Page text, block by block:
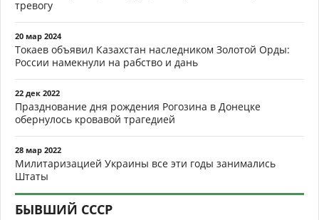
тревогу
20 мар 2024
Токаев объявил Казахстан наследником Золотой Орды:
России намекнули на рабство и дань
22 дек 2022
Празднование дня рождения Рогозина в Донецке
обернулось кровавой трагедией
28 мар 2022
Милитаризацией Украины все эти годы занимались
Штаты
БЫВШИЙ СССР